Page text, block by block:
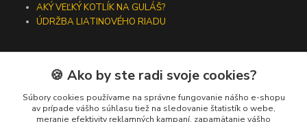
AKÝ VEĽKÝ KOTLÍK NA GULÁŠ?
ÚDRŽBA LIATINOVÉHO RIADU
Kontakty
🍪 Ako by ste radi svoje cookies?
Súbory cookies používame na správne fungovanie nášho e-shopu
av prípade vášho súhlasu tiež na sledovanie štatistík o webe,
meranie efektivity reklamných kampaní, zapamätanie vášho